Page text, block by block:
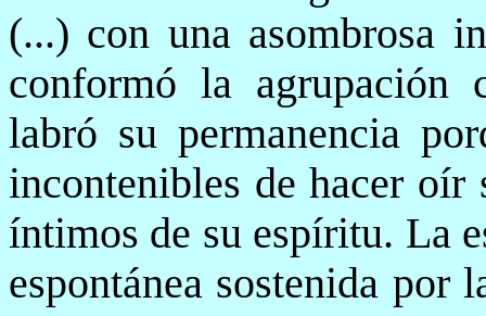
(...) con una asombrosa
conformó la agrupación
labró su permanencia
incontenibles de hacer oír
íntimos de su espíritu. La
espontánea sostenida por